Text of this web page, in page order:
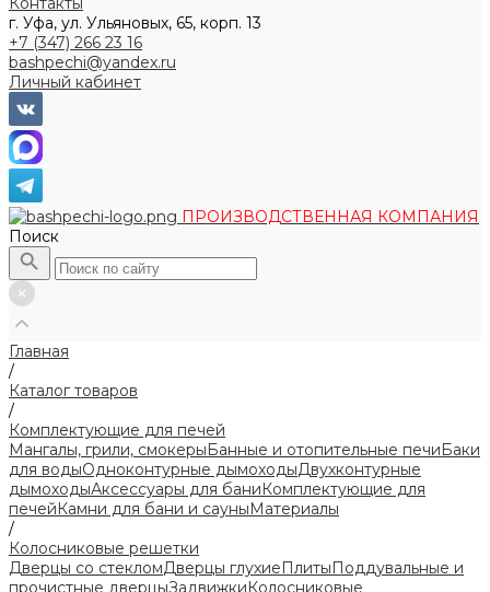
г. Уфа, ул. Ульяновых, 65, корп. 13
+7 (347) 266 23 16
bashpechi@yandex.ru
Личный кабинет
ПРОИЗВОДСТВЕННАЯ КОМПАНИЯ
Поиск
Главная
/
Каталог товаров
/
Комплектующие для печей
Мангалы, грили, смокерыБанные и отопительные печиБаки
для водыОдноконтурные дымоходыДвухконтурные
дымоходыАксессуары для баниКомплектующие для
печейКамни для бани и сауныМатериалы
/
Колосниковые решетки
Дверцы со стекломДверцы глухиеПлитыПоддувальные и
прочистные дверцыЗадвижкиКолосниковые